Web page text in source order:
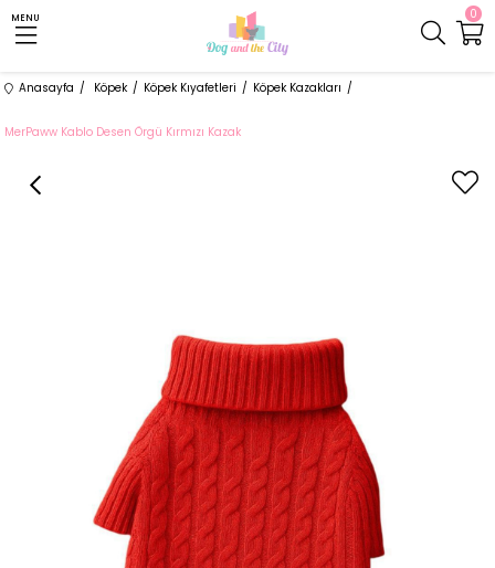
0
MENU
Anasayfa Köpek Köpek Kıyafetleri Köpek Kazakları
MerPaww Kablo Desen Örgü Kırmızı Kazak